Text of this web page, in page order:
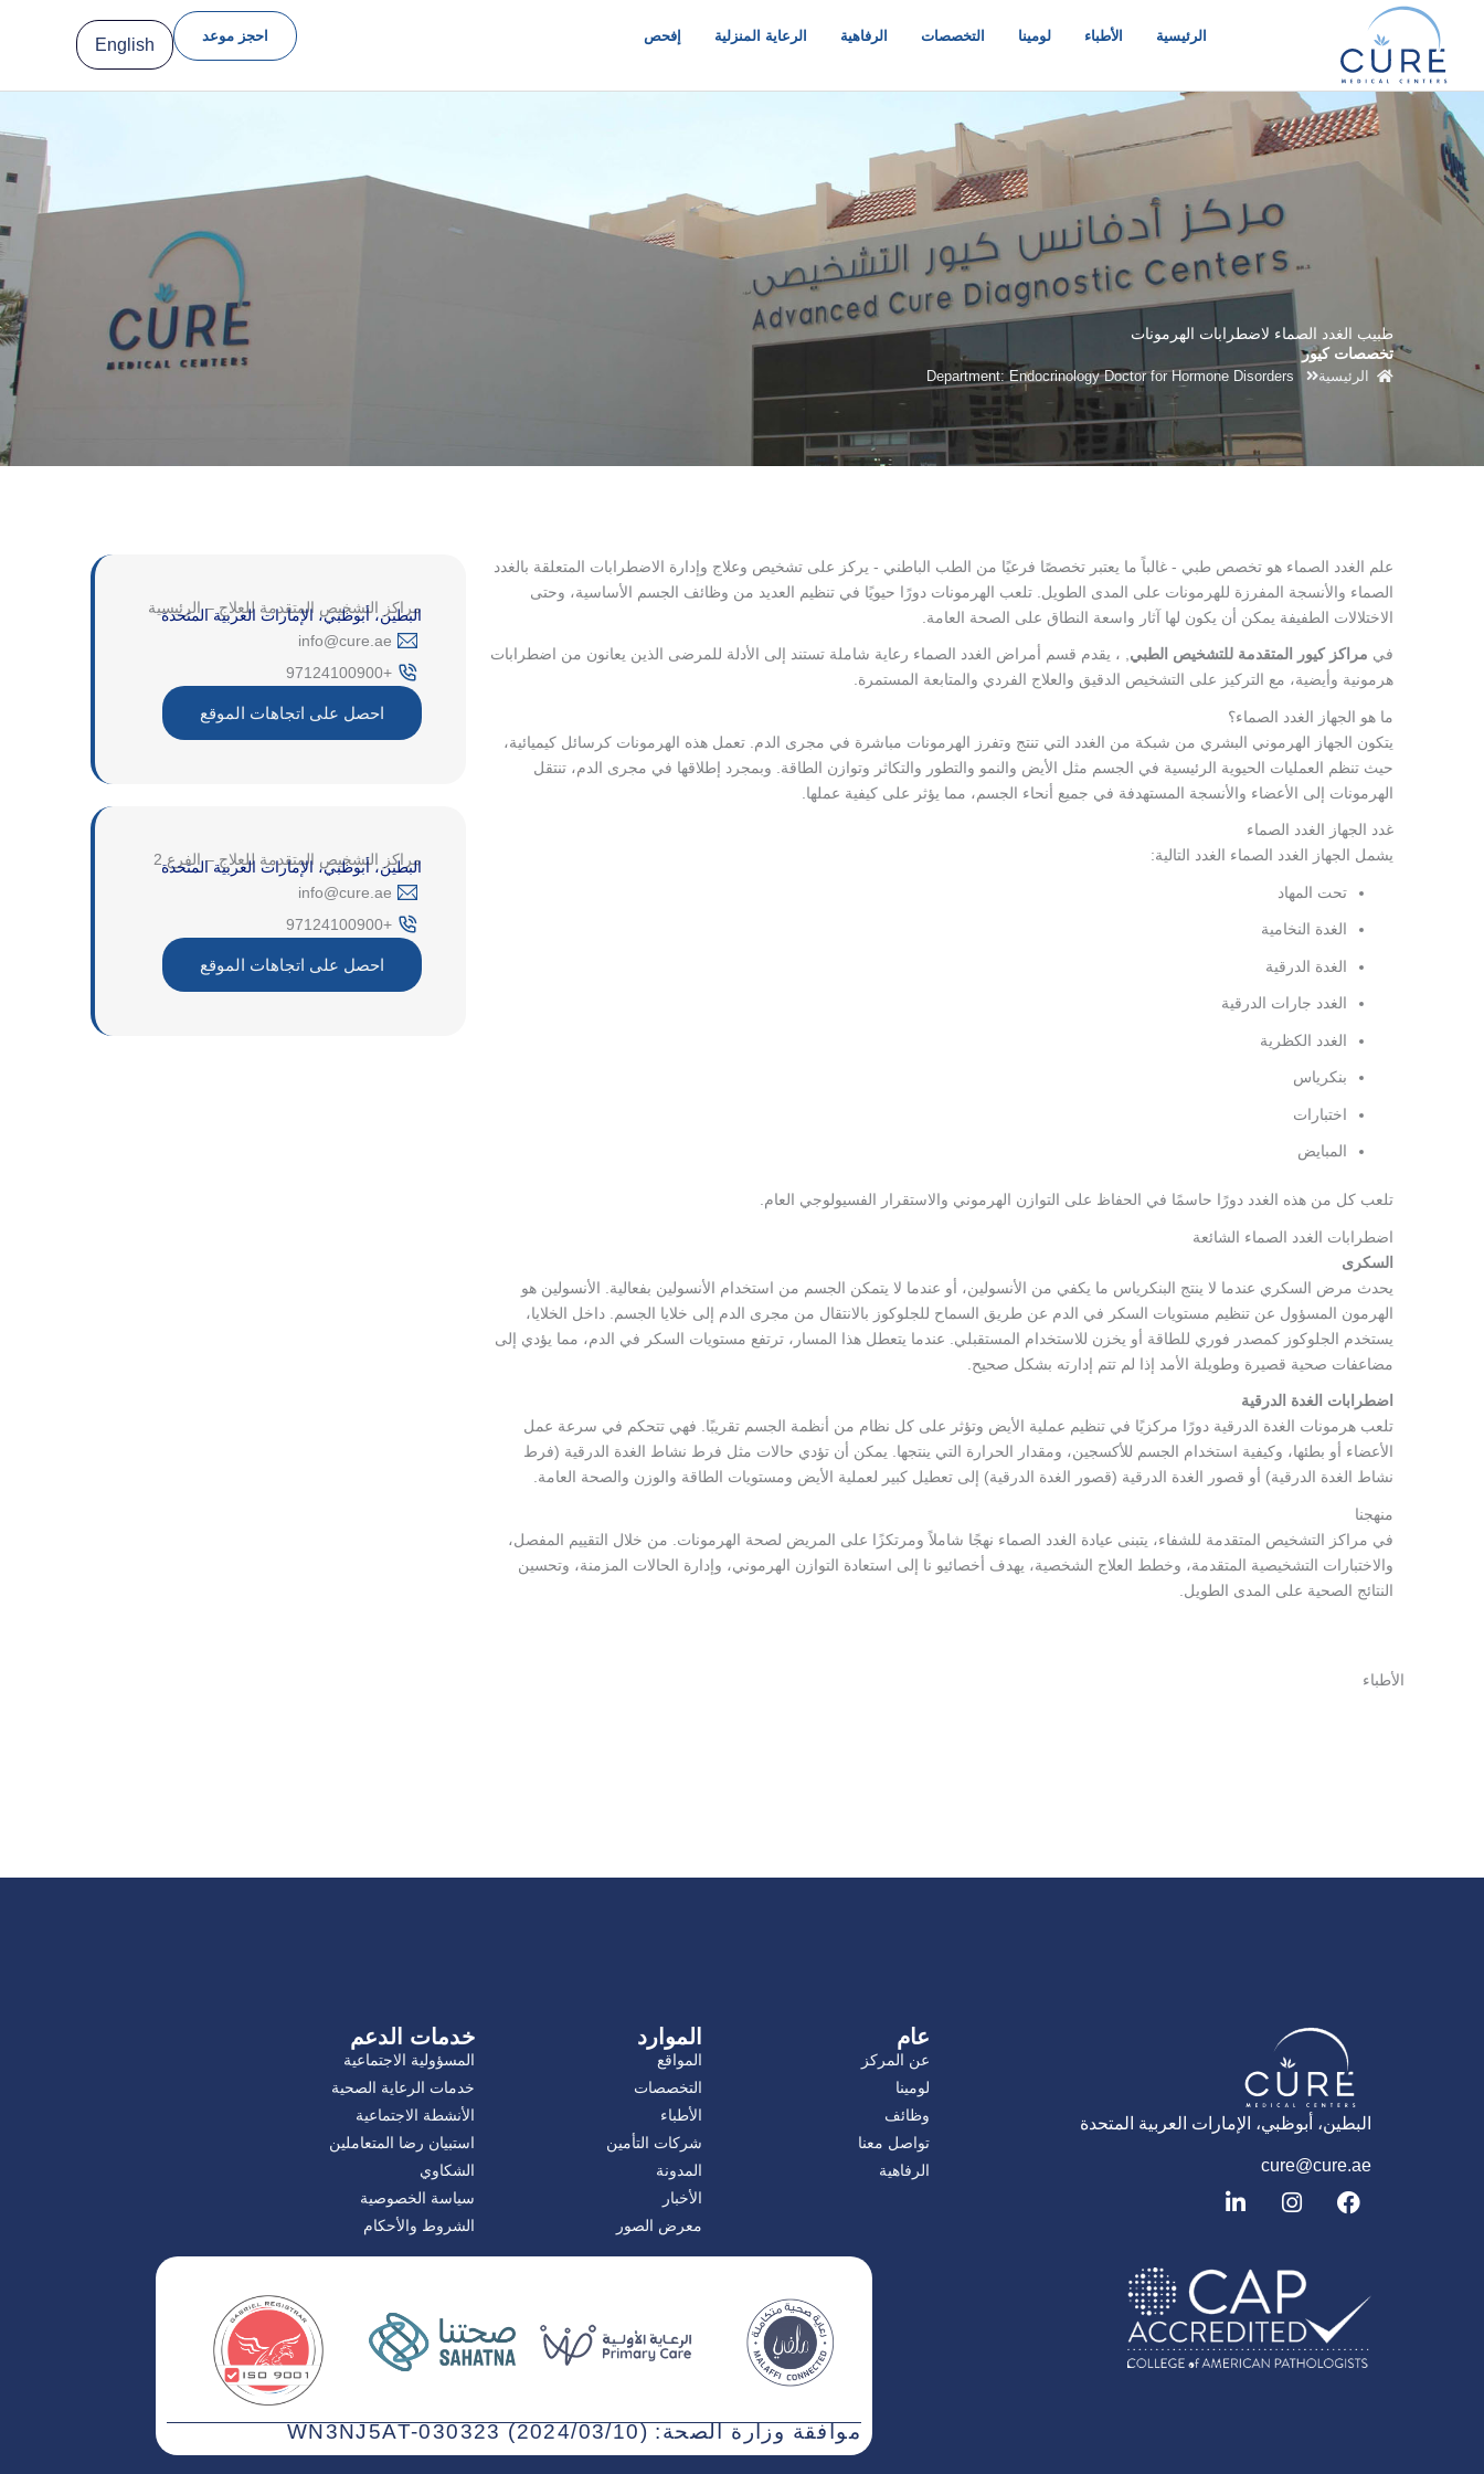
المحتوى
الرئيسية الأطباء لومينا التخصصات الرفاهية الرعاية المنزلية إفحص احجز موعد English
طبيب الغدد الصماء لاضطرابات الهرمونات
تخصصات كيور
الرئيسية Department: Endocrinology Doctor for Hormone Disorders
علم الغدد الصماء هو تخصص طبي - غالباً ما يعتبر تخصصًا فرعيًا من الطب الباطني - يركز على تشخيص وعلاج وإدارة الاضطرابات المتعلقة بالغدد
الصماء والأنسجة المفرزة للهرمونات على المدى الطويل. تلعب الهرمونات دورًا حيويًا في تنظيم العديد من وظائف الجسم الأساسية، وحتى
الاختلالات الطفيفة يمكن أن يكون لها آثار واسعة النطاق على الصحة العامة.
في مراكز كيور المتقدمة للتشخيص الطبي, ، يقدم قسم أمراض الغدد الصماء رعاية شاملة تستند إلى الأدلة للمرضى الذين يعانون من اضطرابات
هرمونية وأيضية، مع التركيز على التشخيص الدقيق والعلاج الفردي والمتابعة المستمرة.
ما هو الجهاز الغدد الصماء؟
يتكون الجهاز الهرموني البشري من شبكة من الغدد التي تنتج وتفرز الهرمونات مباشرة في مجرى الدم. تعمل هذه الهرمونات كرسائل كيميائية،
حيث تنظم العمليات الحيوية الرئيسية في الجسم مثل الأيض والنمو والتطور والتكاثر وتوازن الطاقة. وبمجرد إطلاقها في مجرى الدم، تنتقل
الهرمونات إلى الأعضاء والأنسجة المستهدفة في جميع أنحاء الجسم، مما يؤثر على كيفية عملها.
غدد الجهاز الغدد الصماء
يشمل الجهاز الغدد الصماء الغدد التالية:
تحت المهاد
الغدة النخامية
الغدة الدرقية
الغدد جارات الدرقية
الغدد الكظرية
بنكرياس
اختبارات
المبايض
تلعب كل من هذه الغدد دورًا حاسمًا في الحفاظ على التوازن الهرموني والاستقرار الفسيولوجي العام.
اضطرابات الغدد الصماء الشائعة
السكرى
يحدث مرض السكري عندما لا ينتج البنكرياس ما يكفي من الأنسولين، أو عندما لا يتمكن الجسم من استخدام الأنسولين بفعالية. الأنسولين هو
الهرمون المسؤول عن تنظيم مستويات السكر في الدم عن طريق السماح للجلوكوز بالانتقال من مجرى الدم إلى خلايا الجسم. داخل الخلايا،
يستخدم الجلوكوز كمصدر فوري للطاقة أو يخزن للاستخدام المستقبلي. عندما يتعطل هذا المسار، ترتفع مستويات السكر في الدم، مما يؤدي إلى
مضاعفات صحية قصيرة وطويلة الأمد إذا لم تتم إدارته بشكل صحيح.
اضطرابات الغدة الدرقية
تلعب هرمونات الغدة الدرقية دورًا مركزيًا في تنظيم عملية الأيض وتؤثر على كل نظام من أنظمة الجسم تقريبًا. فهي تتحكم في سرعة عمل
الأعضاء أو بطئها، وكيفية استخدام الجسم للأكسجين، ومقدار الحرارة التي ينتجها. يمكن أن تؤدي حالات مثل فرط نشاط الغدة الدرقية (فرط
نشاط الغدة الدرقية) أو قصور الغدة الدرقية (قصور الغدة الدرقية) إلى تعطيل كبير لعملية الأيض ومستويات الطاقة والوزن والصحة العامة.
منهجنا
في مراكز التشخيص المتقدمة للشفاء، يتبنى عيادة الغدد الصماء نهجًا شاملاً ومرتكزًا على المريض لصحة الهرمونات. من خلال التقييم المفصل،
والاختبارات التشخيصية المتقدمة، وخطط العلاج الشخصية، يهدف أخصائيو نا إلى استعادة التوازن الهرموني، وإدارة الحالات المزمنة، وتحسين
النتائج الصحية على المدى الطويل.
مراكز التشخيص المتقدمة للعلاج – الرئيسية
البطين، أبوظبي، الإمارات العربية المتحدة
‎info@cure.ae‎
+97124100900
احصل على اتجاهات الموقع
مراكز التشخيص المتقدمة للعلاج – الفرع 2
البطين، أبوظبي، الإمارات العربية المتحدة
‎info@cure.ae‎
+97124100900
احصل على اتجاهات الموقع
الأطباء
البطين، أبوظبي، الإمارات العربية المتحدة
cure@cure.ae
ف
ي
ا
ن
غ
ر
ا
م
ل
ي
د
إ
ن
عام
عن المركز
لومينا
وظائف
تواصل معنا
الرفاهية
الموارد
المواقع
التخصصات
الأطباء
شركات التأمين
المدونة
الأخبار
معرض الصور
خدمات الدعم
المسؤولية الاجتماعية
خدمات الرعاية الصحية
الأنشطة الاجتماعية
استبيان رضا المتعاملين
الشكاوي
سياسة الخصوصية
الشروط والأحكام
موافقة وزارة الصحة: WN3NJ5AT-030323 (2024/03/10)